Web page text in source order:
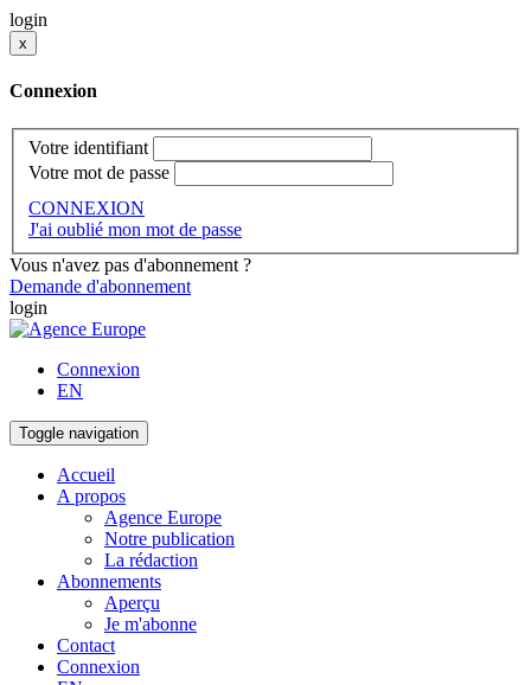
login
x
Connexion
Votre identifiant
Votre mot de passe
CONNEXION
J'ai oublié mon mot de passe
Vous n'avez pas d'abonnement ?
Demande d'abonnement
login
Connexion
EN
Toggle navigation
Accueil
A propos
Agence Europe
Notre publication
La rédaction
Abonnements
Aperçu
Je m'abonne
Contact
Connexion